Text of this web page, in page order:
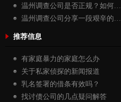
温州调查公司是否正规？如何…
温州调查公司分享一段艰辛的…
推荐信息
有家庭暴力的家庭怎么办
关于私家侦探的新闻报道
乳名签署的借条有效吗？
找讨债公司的几点疑问解答